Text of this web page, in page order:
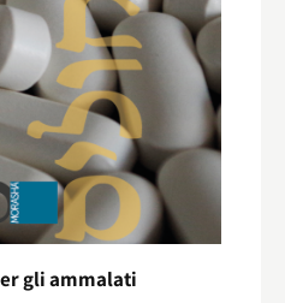
gli ammalati